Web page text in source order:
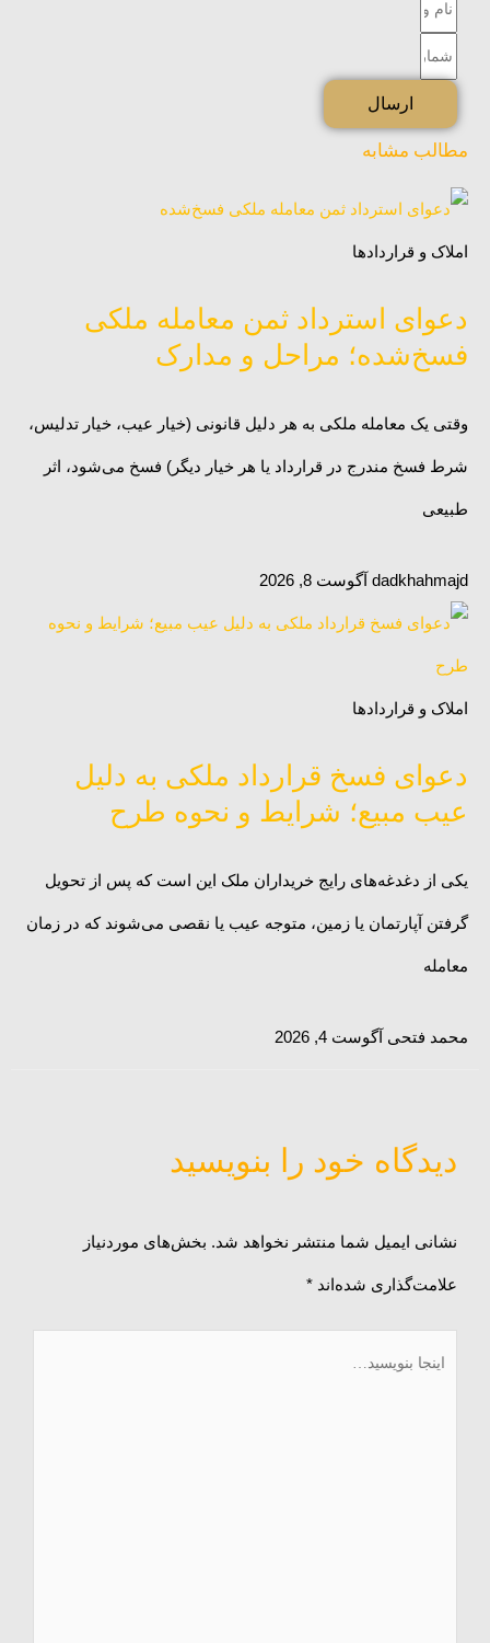
نام
نام
خانوادگی
شماره
تماس ارسال
مطالب مشابه
املاک و قراردادها
دعوای استرداد ثمن معامله ملکی
فسخ‌شده؛ مراحل و مدارک
وقتی یک معامله ملکی به هر دلیل قانونی (خیار عیب، خیار تدلیس،
شرط فسخ مندرج در قرارداد یا هر خیار دیگر) فسخ می‌شود، اثر
طبیعی
dadkhahmajd آگوست 8, 2026
املاک و قراردادها
دعوای فسخ قرارداد ملکی به دلیل
عیب مبیع؛ شرایط و نحوه طرح
یکی از دغدغه‌های رایج خریداران ملک این است که پس از تحویل
گرفتن آپارتمان یا زمین، متوجه عیب یا نقصی می‌شوند که در زمان
معامله
محمد فتحی آگوست 4, 2026
دیدگاه‌ خود را بنویسید
نشانی ایمیل شما منتشر نخواهد شد. بخش‌های موردنیاز
علامت‌گذاری شده‌اند *